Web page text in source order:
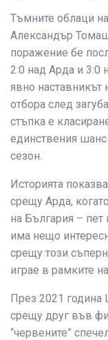
Тъмните облаци
Александър Томаш
поражение бе
2:0 над Арда и 3:0
явно наставникът
отбора след
стъпка е
единствения
сезон.
Историята
срещу Арда,
на България – пет
има нещо
срещу този
играе в рамките
През 2021 година
срещу друг във
“червените”